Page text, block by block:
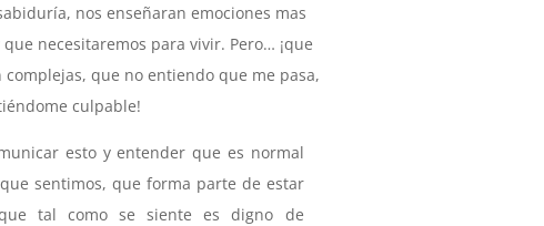
nos enseñaran emociones mas
necesitaremos para vivir. Pero… ¡que
que no entiendo que me pasa,
culpable!
esto y entender que es normal
sentimos, que forma parte de estar
tal como se siente es digno de